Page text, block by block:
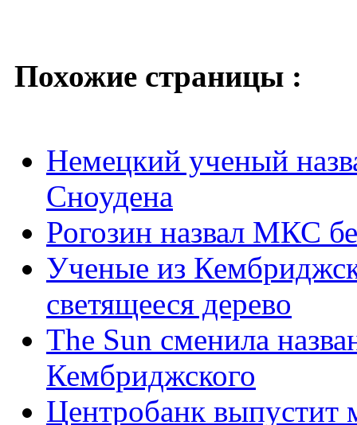
Похожие страницы :
Немецкий ученый
Сноудена
Рогозин назвал МКС
Ученые из
светящееся дерево
The Sun сменила
Кембриджского
Центробанк выпустит